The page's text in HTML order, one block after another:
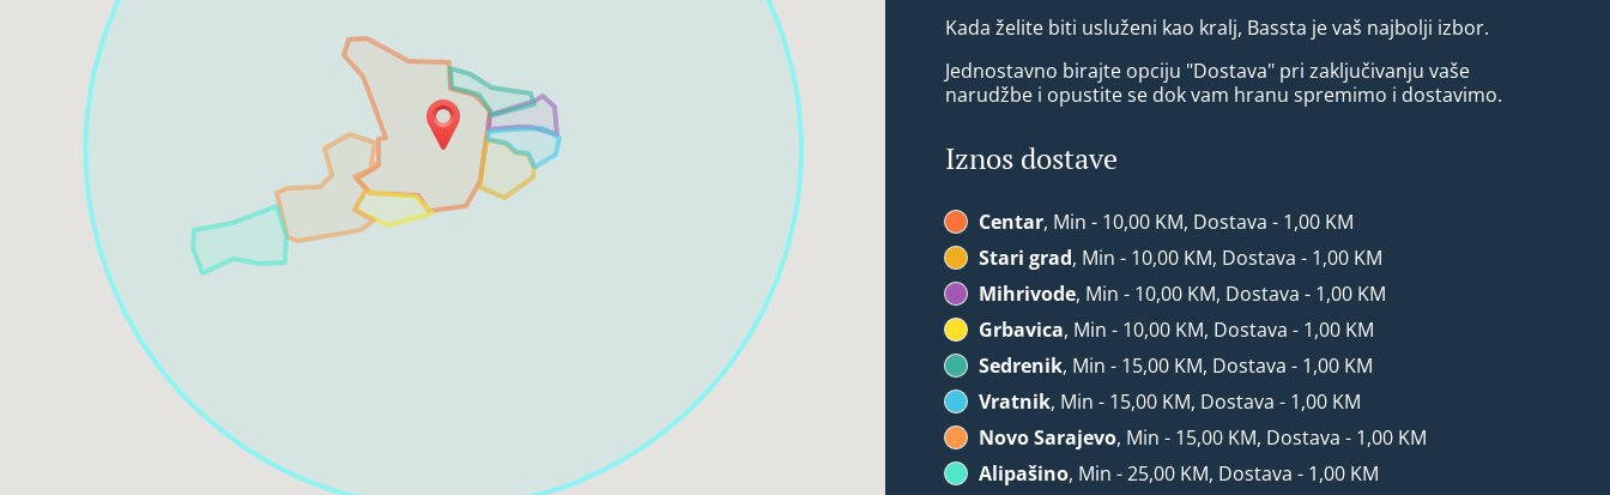
Kada želite biti usluženi kao kralj, Bassta je vaš najbolji izbor.
Jednostavno birajte opciju "Dostava" pri zaključivanju vaše
narudžbe i opustite se dok vam hranu spremimo i dostavimo.
Iznos dostave
Centar, Min - 10,00 KM, Dostava - 1,00 KM
Stari grad, Min - 10,00 KM, Dostava - 1,00 KM
Mihrivode, Min - 10,00 KM, Dostava - 1,00 KM
Grbavica, Min - 10,00 KM, Dostava - 1,00 KM
Sedrenik, Min - 15,00 KM, Dostava - 1,00 KM
Vratnik, Min - 15,00 KM, Dostava - 1,00 KM
Novo Sarajevo, Min - 15,00 KM, Dostava - 1,00 KM
Alipašino, Min - 25,00 KM, Dostava - 1,00 KM